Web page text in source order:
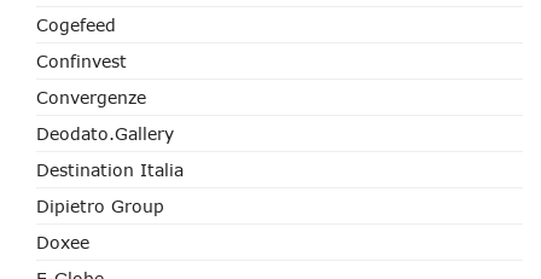
Cogefeed
Confinvest
Convergenze
Deodato.Gallery
Destination Italia
Dipietro Group
Doxee